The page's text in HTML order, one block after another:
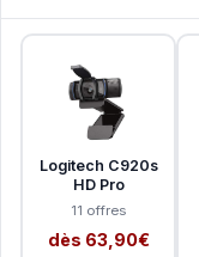
Logitech C920s
HD Pro
11 offres
dès 63,90€